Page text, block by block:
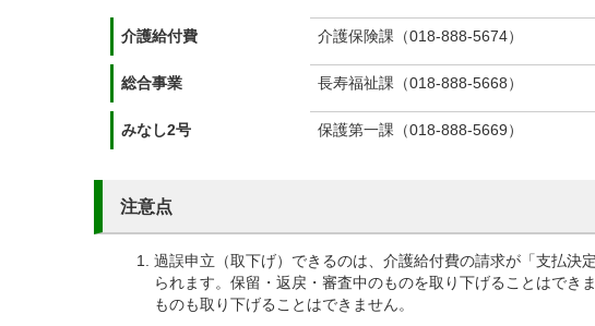
介護給付費 介護保険課（018-888-5674）
総合事業 長寿福祉課（018-888-5668）
みなし2号 保護第一課（018-888-5669）
注意点
過誤申立（取下げ）できるのは、介護給付費の請求が「支払決
られます。保留・返戻・審査中のものを取り下げることはでき
ものも取り下げることはできません。